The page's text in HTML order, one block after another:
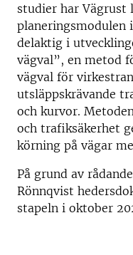
studier har
planeringsmodulen
delaktig i
vägval”, en metod
vägval för
utsläppskrävande
och kurvor.
och trafiksäkerhet
körning på vägar
På grund av
Rönnqvist
stapeln i oktober